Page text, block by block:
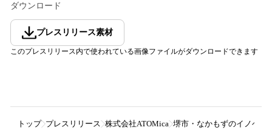
ダウンロード
プレスリリース素材
このプレスリリース内で使われている画像ファイルがダウンロードできます
トップ プレスリリース 株式会社ATOMica 堺市・なかもずのイノベー